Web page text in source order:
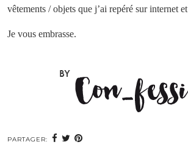
vêtements / objets que j’ai repéré sur internet
Je vous embrasse.
PARTAGER: